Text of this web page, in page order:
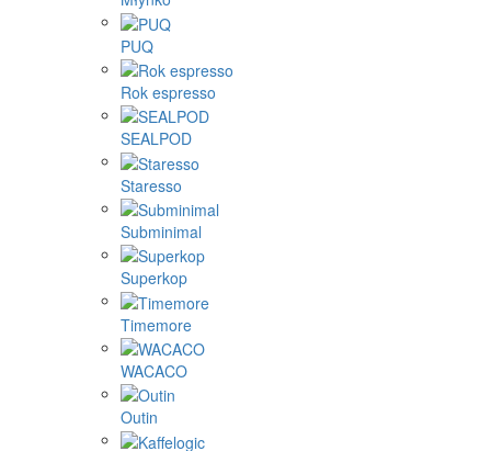
PUQ
Rok espresso
SEALPOD
Staresso
Subminimal
Superkop
Timemore
WACACO
Outin